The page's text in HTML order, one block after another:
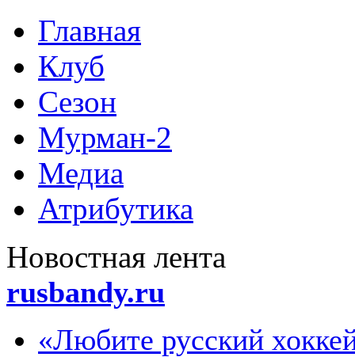
Главная
Клуб
Сезон
Мурман-2
Медиа
Атрибутика
Новoстная лента
rusbandy.ru
«Любите русский